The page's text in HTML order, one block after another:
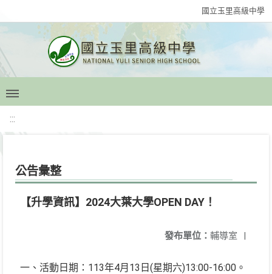
國立玉里高級中學
:::
公告彙整
【升學資訊】2024大葉大學OPEN DAY！
發布單位： 輔導室 |
一、活動日期：113年4月13日(星期六)13:00-16:00。